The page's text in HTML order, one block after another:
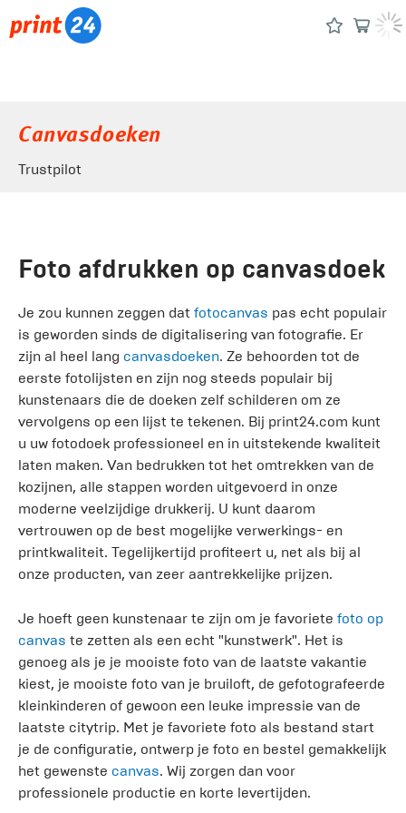
Canvasdoeken
Trustpilot
Foto afdrukken op canvasdoek
Je zou kunnen zeggen dat fotocanvas pas echt populair
is geworden sinds de digitalisering van fotografie. Er
zijn al heel lang canvasdoeken. Ze behoorden tot de
eerste fotolijsten en zijn nog steeds populair bij
kunstenaars die de doeken zelf schilderen om ze
vervolgens op een lijst te tekenen. Bij print24.com kunt
u uw fotodoek professioneel en in uitstekende kwaliteit
laten maken. Van bedrukken tot het omtrekken van de
kozijnen, alle stappen worden uitgevoerd in onze
moderne veelzijdige drukkerij. U kunt daarom
vertrouwen op de best mogelijke verwerkings- en
printkwaliteit. Tegelijkertijd profiteert u, net als bij al
onze producten, van zeer aantrekkelijke prijzen.
Je hoeft geen kunstenaar te zijn om je favoriete foto op
canvas te zetten als een echt "kunstwerk". Het is
genoeg als je je mooiste foto van de laatste vakantie
kiest, je mooiste foto van je bruiloft, de gefotografeerde
kleinkinderen of gewoon een leuke impressie van de
laatste citytrip. Met je favoriete foto als bestand start
je de configuratie, ontwerp je foto en bestel gemakkelijk
het gewenste canvas. Wij zorgen dan voor
professionele productie en korte levertijden.